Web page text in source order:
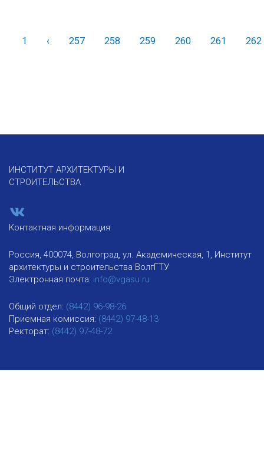
1 ‹Назад257 258 259 260 261 262
ИНСТИТУТ АРХИТЕКТУРЫ И
СТРОИТЕЛЬСТВА
Контактная информация
Россия, 400074, Волгоград, ул. Академическая, 1, Институт
архитектуры и строительства ВолгГТУ
Электронная почта: info@vgasu.ru
Общий отдел: (8442) 96-98-26
Приемная комиссия: (8442) 97-48-13
Ректорат: (8442) 97-48-72